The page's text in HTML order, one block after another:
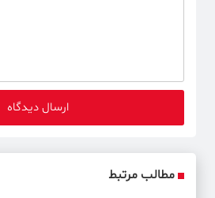
مطالب مرتبط